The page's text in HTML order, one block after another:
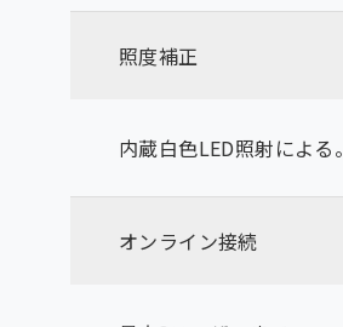
照度補正
内蔵白色LED照射による。
オンライン接続